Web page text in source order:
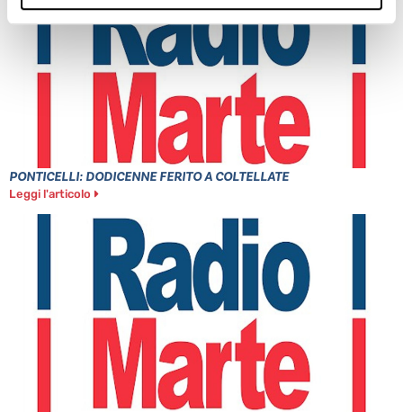
PONTICELLI: DODICENNE FERITO A COLTELLATE
Leggi l'articolo